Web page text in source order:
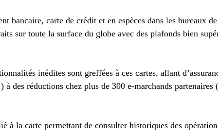
bancaire, carte de crédit et en espèces dans les bureaux
sur toute la surface du globe avec des plafonds bien
inédites sont greffées à ces cartes, allant
des réductions chez plus de 300 e-marchands partenaires
à la carte permettant de consulter historiques des